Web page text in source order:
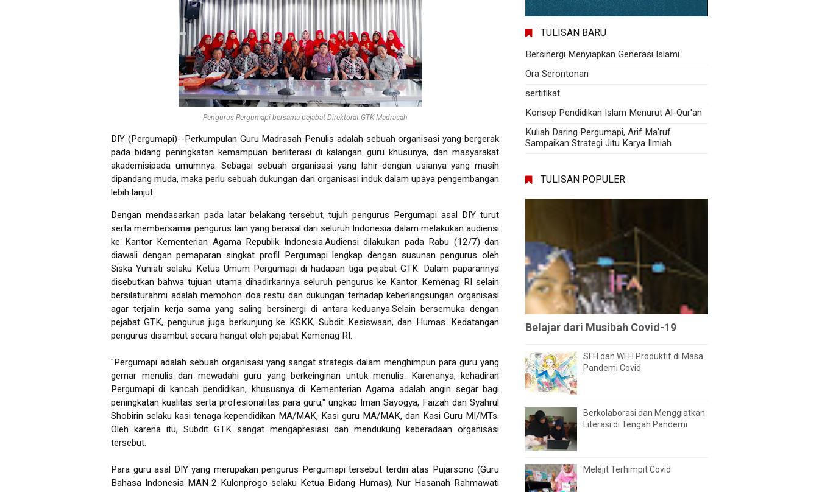
Pengurus Pergumapi bersama pejabat Direktorat GTK Madrasah
DIY (Pergumapi)--Perkumpulan Guru Madrasah Penulis adalah sebuah organisasi yang bergerak
pada bidang peningkatan kemampuan berliterasi di kalangan guru khusunya, dan masyarakat
akademisipada umumnya. Sebagai sebuah organisasi yang lahir dengan usianya yang masih
dipandang muda, maka perlu sebuah dukungan dari organisasi induk dalam upaya pengembangan
lebih lanjut.
Dengan mendasarkan pada latar belakang tersebut, tujuh pengurus Pergumapi asal DIY turut
serta membersamai pengurus lain yang berasal dari seluruh Indonesia dalam melakukan audiensi
ke Kantor Kementerian Agama Republik Indonesia.Audiensi dilakukan pada Rabu (12/7) dan
diawali dengan pemaparan singkat profil Pergumapi lengkap dengan susunan pengurus oleh
Siska Yuniati selaku Ketua Umum Pergumapi di hadapan tiga pejabat GTK. Dalam paparannya
disebutkan bahwa tujuan utama dihadirkannya seluruh pengurus ke Kantor Kemenag RI selain
bersilaturahmi adalah memohon doa restu dan dukungan terhadap keberlangsungan organisasi
agar terjalin kerja sama yang saling bersinergi di antara keduanya.Selain bersemuka dengan
pejabat GTK, pengurus juga berkunjung ke KSKK, Subdit Kesiswaan, dan Humas. Kedatangan
pengurus disambut secara hangat oleh pejabat Kemenag RI.
"Pergumapi adalah sebuah organisasi yang sangat strategis dalam menghimpun para guru yang
gemar menulis dan mewadahi guru yang berkeinginan untuk menulis. Karenanya, kehadiran
Pergumapi di kancah pendidikan, khususnya di Kementerian Agama adalah angin segar bagi
peningkatan kualitas serta profesionalitas para guru," ungkap Iman Sayogya, Faizah dan Syahrul
Shobirin selaku kasi tenaga kependidikan MA/MAK, Kasi guru MA/MAK, dan Kasi Guru MI/MTs.
Oleh karena itu, Subdit GTK sangat mengapresiasi dan mendukung keberadaan organisasi
tersebut.
Para guru asal DIY yang merupakan pengurus Pergumapi tersebut terdiri atas Pujarsono (Guru
Bahasa Indonesia MAN 2 Kulonprogo selaku Ketua Bidang Humas), Nur Hasanah Rahmawati
TULISAN BARU
Bersinergi Menyiapkan Generasi Islami
Ora Serontonan
sertifikat
Konsep Pendidikan Islam Menurut Al-Qur'an
Kuliah Daring Pergumapi, Arif Ma’ruf
Sampaikan Strategi Jitu Karya Ilmiah
TULISAN POPULER
Belajar dari Musibah Covid-19
SFH dan WFH Produktif di Masa
Pandemi Covid
Berkolaborasi dan Menggiatkan
Literasi di Tengah Pandemi
Melejit Terhimpit Covid